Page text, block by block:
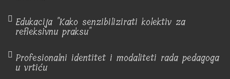
Edukacija "Kako senzibilizirati kolektiv za
refleksivnu praksu"
Profesionalni identitet i modaliteti rada pedagoga
u vrtiću